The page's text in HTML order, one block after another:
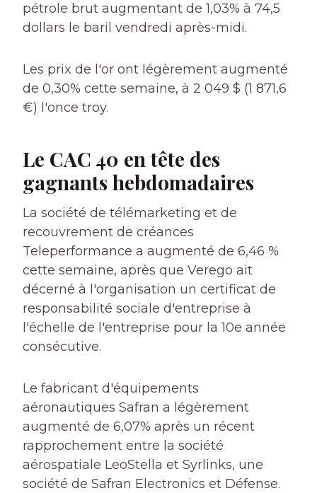
pétrole brut augmentant de 1,03% à 74,5
dollars le baril vendredi après-midi.
Les prix de l'or ont légèrement augmenté
de 0,30% cette semaine, à 2 049 $ (1 871,6
€) l'once troy.
Le CAC 40 en tête des
gagnants hebdomadaires
La société de télémarketing et de
recouvrement de créances
Teleperformance a augmenté de 6,46 %
cette semaine, après que Verego ait
décerné à l'organisation un certificat de
responsabilité sociale d'entreprise à
l'échelle de l'entreprise pour la 10e année
consécutive.
Le fabricant d'équipements
aéronautiques Safran a légèrement
augmenté de 6,07% après un récent
rapprochement entre la société
aérospatiale LeoStella et Syrlinks, une
société de Safran Electronics et Défense.